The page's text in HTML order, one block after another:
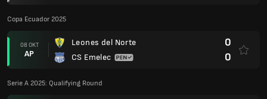
Copa Ecuador 2025
08 OKT
AP
Leones del Norte
CS Emelec
0
0
Serie A 2025: Qualifying Round